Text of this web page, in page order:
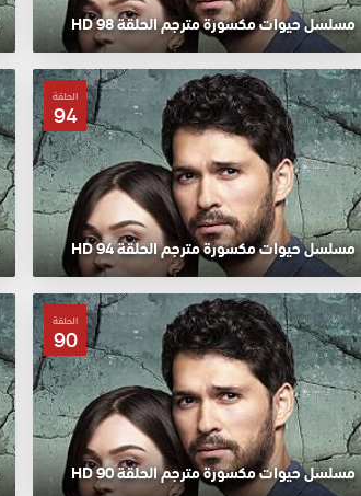
مسلسل حيوات مكسورة مترجم الحلقة 98 HD
الحلقة
94
مسلسل حيوات مكسورة مترجم الحلقة 94 HD
الحلقة
90
مسلسل حيوات مكسورة مترجم الحلقة 90 HD